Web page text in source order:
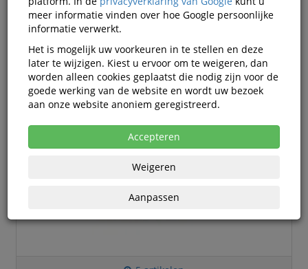
Kantoorartikelen Papierwaren
Papierwaren
Accountantspapier
meer informatie vinden over hoe Google persoonlijke
informatie verwerkt.
Het is mogelijk uw voorkeuren in te stellen en deze
later te wijzigen. Kiest u ervoor om te weigeren, dan
worden alleen cookies geplaatst die nodig zijn voor de
goede werking van de website en wordt uw bezoek
aan onze website anoniem geregistreerd.
Accepteren
Weigeren
Aanpassen